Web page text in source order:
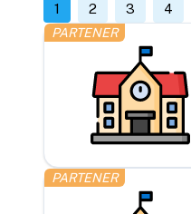
1
2 3 4
PARTENER
PARTENER